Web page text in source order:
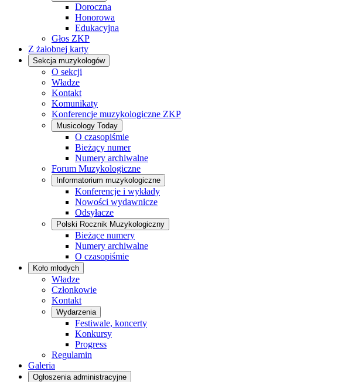
Doroczna
Honorowa
Edukacyjna
Głos ZKP
Z żałobnej karty
Sekcja muzykologów
O sekcji
Władze
Kontakt
Komunikaty
Konferencje muzykologiczne ZKP
Musicology Today
O czasopiśmie
Bieżący numer
Numery archiwalne
Forum Muzykologiczne
Informatorium muzykologiczne
Konferencje i wykłady
Nowości wydawnicze
Odsyłacze
Polski Rocznik Muzykologiczny
Bieżące numery
Numery archiwalne
O czasopiśmie
Koło młodych
Władze
Członkowie
Kontakt
Wydarzenia
Festiwale, koncerty
Konkursy
Progress
Regulamin
Galeria
Ogłoszenia administracyjne